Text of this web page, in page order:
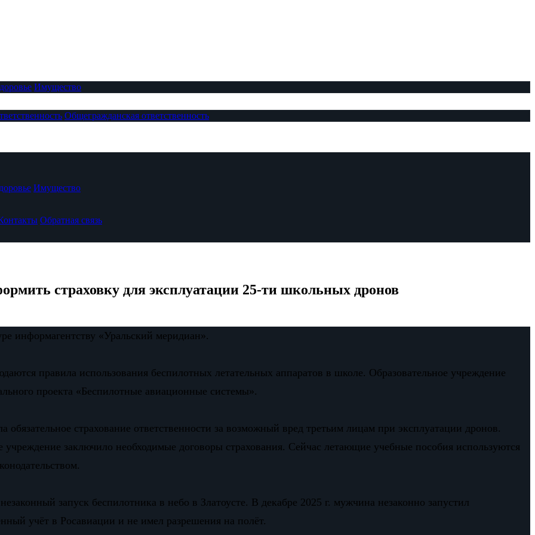
Имущество
Общегражданская ответственность
Имущество
Обратная связь
страховку для эксплуатации 25-ти школьных дронов
информагентству «Уральский меридиан».
правила использования беспилотных летательных аппаратов в школе. Образовательное учреждение
проекта «Беспилотные авиационные системы».
страхование ответственности за возможный вред третьим лицам при эксплуатации дронов.
учреждение заключило необходимые договоры страхования. Сейчас летающие учебные пособия используются
запуск беспилотника в небо в Златоусте. В декабре 2025 г. мужчина незаконно запустил
учёт в Росавиации и не имел разрешения на полёт.